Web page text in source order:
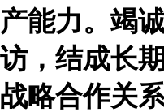
产能力。竭
访，结成长
战略合作关